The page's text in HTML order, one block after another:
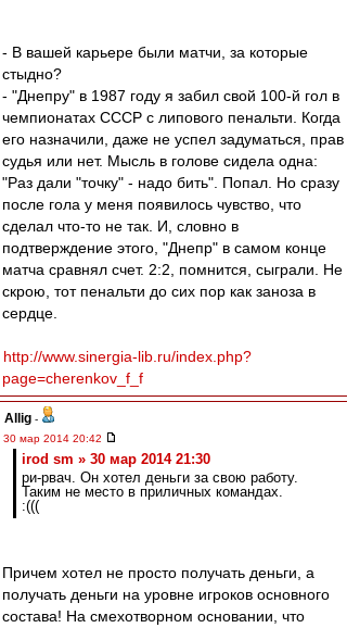
- В вашей карьере были матчи, за которые
стыдно?
- "Днепру" в 1987 году я забил свой 100-й гол в
чемпионатах СССР с липового пенальти. Когда
его назначили, даже не успел задуматься, прав
судья или нет. Мысль в голове сидела одна:
"Раз дали "точку" - надо бить". Попал. Но сразу
после гола у меня появилось чувство, что
сделал что-то не так. И, словно в
подтверждение этого, "Днепр" в самом конце
матча сравнял счет. 2:2, помнится, сыграли. Не
скрою, тот пенальти до сих пор как заноза в
сердце.
http://www.sinergia-lib.ru/index.php?
page=cherenkov_f_f
Allig -
30 мар 2014 20:42
irod sm » 30 мар 2014 21:30
ри-рвач. Он хотел деньги за свою работу.
Таким не место в приличных командах.
:(((
Причем хотел не просто получать деньги, а
получать деньги на уровне игроков основного
состава! На смехотворном основании, что